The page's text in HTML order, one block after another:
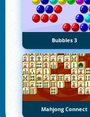
Bubbles 3
Mahjong Connect